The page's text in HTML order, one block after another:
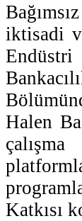
iktisadi
Halen
Katkısı